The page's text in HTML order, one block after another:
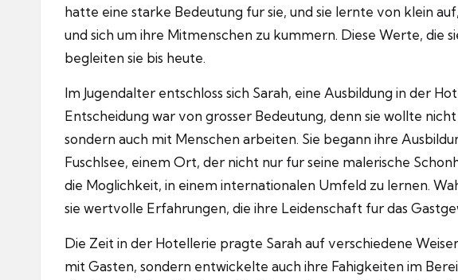
hatte eine starke Bedeutung fur sie, und sie lernte von klein
und sich um ihre Mitmenschen zu kummern. Diese Werte, die
begleiten sie bis heute.
Im Jugendalter entschloss sich Sarah, eine Ausbildung in der
Entscheidung war von grosser Bedeutung, denn sie wollte
sondern auch mit Menschen arbeiten. Sie begann ihre
Fuschlsee, einem Ort, der nicht nur fur seine malerische
die Moglichkeit, in einem internationalen Umfeld zu lernen.
sie wertvolle Erfahrungen, die ihre Leidenschaft fur das
Die Zeit in der Hotellerie pragte Sarah auf verschiedene
mit Gasten, sondern entwickelte auch ihre Fahigkeiten im